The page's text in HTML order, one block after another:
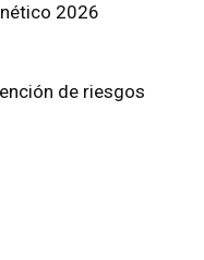
2026
de riesgos